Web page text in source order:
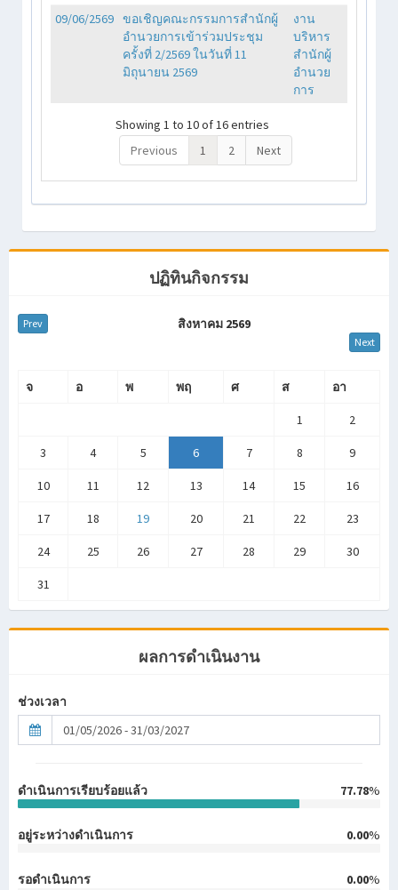
09/06/2569 ขอเชิญคณะกรรมการสำนักผู้
อำนวยการเข้าร่วมประชุม
ครั้งที่ 2/2569 ในวันที่ 11
มิถุนายน 2569
งาน
บริหาร
สำนักผู้
อำนวย
การ
Showing 1 to 10 of 16 entries
Previous
1 2 Next
ปฏิทินกิจกรรม
Prev สิงหาคม 2569
Next
จ อ พ พฤ ศ ส อา
1 2
3 4 5 6 7 8 9
10 11 12 13 14 15 16
17 18 19 20 21 22 23
24 25 26 27 28 29 30
31
ผลการดำเนินงาน
ช่วงเวลา
ดำเนินการเรียบร้อยแล้ว 77.78%
อยู่ระหว่างดำเนินการ 0.00%
รอดำเนินการ 0.00%